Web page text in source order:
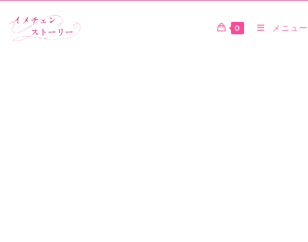
0 メニュー